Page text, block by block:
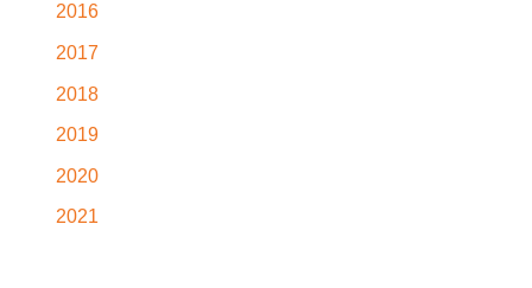
2016
2017
2018
2019
2020
2021